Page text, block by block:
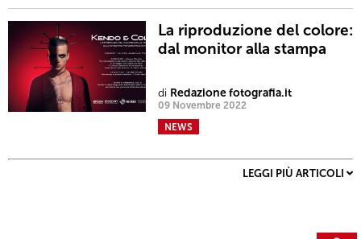
La riproduzione del colore:
dal monitor alla stampa
di Redazione fotografia.it
09 Novembre 2022
NEWS
LEGGI PIÙ ARTICOLI